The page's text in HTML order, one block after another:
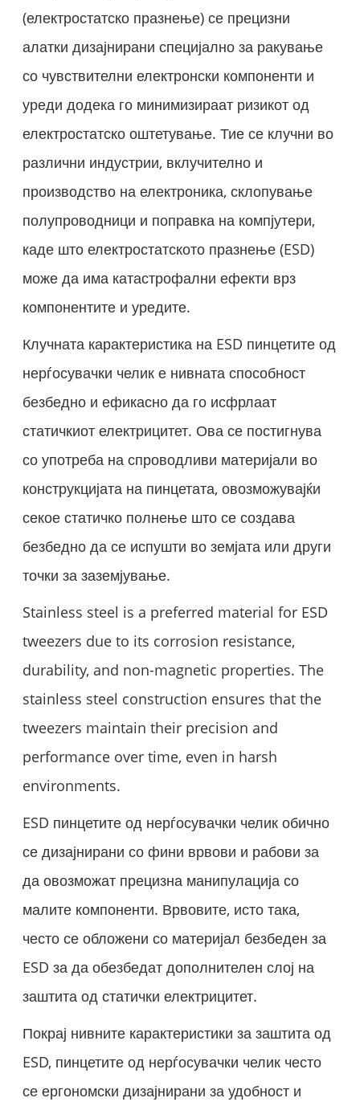
(електростатско празнење) се прецизни
алатки дизајнирани специјално за ракување
со чувствителни електронски компоненти и
уреди додека го минимизираат ризикот од
електростатско оштетување. Тие се клучни во
различни индустрии, вклучително и
производство на електроника, склопување
полупроводници и поправка на компјутери,
каде што електростатското празнење (ESD)
може да има катастрофални ефекти врз
компонентите и уредите.
Клучната карактеристика на ESD пинцетите од
нерѓосувачки челик е нивната способност
безбедно и ефикасно да го исфрлаат
статичкиот електрицитет. Ова се постигнува
со употреба на спроводливи материјали во
конструкцијата на пинцетата, овозможувајќи
секое статичко полнење што се создава
безбедно да се испушти во земјата или други
точки за заземјување.
Stainless steel is a preferred material for ESD
tweezers due to its corrosion resistance,
durability, and non-magnetic properties. The
stainless steel construction ensures that the
tweezers maintain their precision and
performance over time, even in harsh
environments.
ESD пинцетите од нерѓосувачки челик обично
се дизајнирани со фини врвови и рабови за
да овозможат прецизна манипулација со
малите компоненти. Врвовите, исто така,
често се обложени со материјал безбеден за
ESD за да обезбедат дополнителен слој на
заштита од статички електрицитет.
Покрај нивните карактеристики за заштита од
ESD, пинцетите од нерѓосувачки челик често
се ергономски дизајнирани за удобност и